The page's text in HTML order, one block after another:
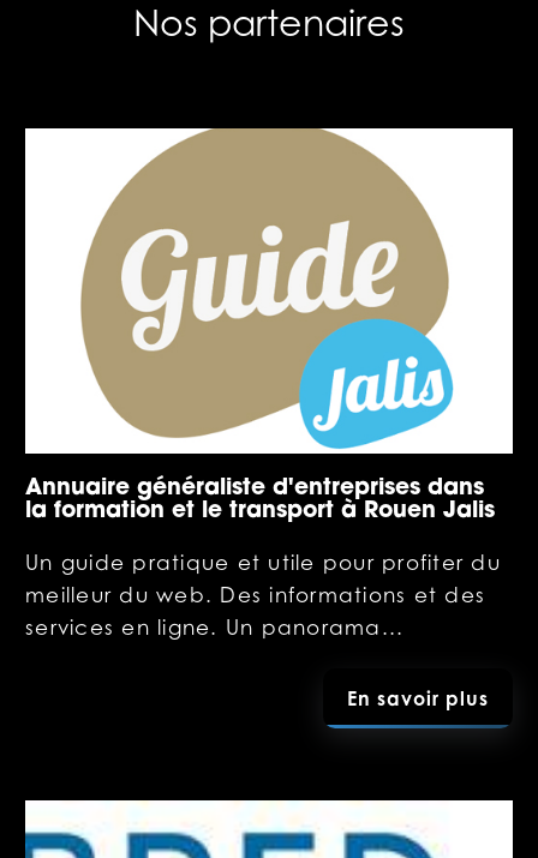
Nos partenaires
Annuaire généraliste d'entreprises dans
la formation et le transport à Rouen Jalis
Un guide pratique et utile pour profiter du
meilleur du web. Des informations et des
services en ligne. Un panorama...
En savoir plus